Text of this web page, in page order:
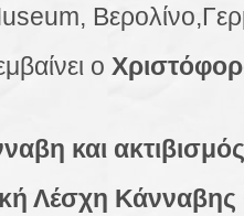
Βερολίνο,
ο
και ακτιβισμός
Λέσχη